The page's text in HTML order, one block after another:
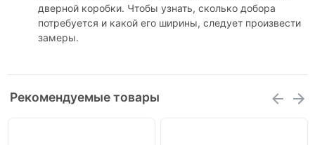
дверной коробки. Чтобы узнать, сколько добора
потребуется и какой его ширины, следует произвести
замеры.
Рекомендуемые товары